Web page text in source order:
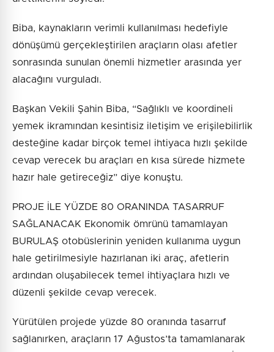
Biba, kaynakların verimli kullanılması hedefiyle
dönüşümü gerçekleştirilen araçların olası afetler
sonrasında sunulan önemli hizmetler arasında yer
alacağını vurguladı.
Başkan Vekili Şahin Biba, “Sağlıklı ve koordineli
yemek ikramından kesintisiz iletişim ve erişilebilirlik
desteğine kadar birçok temel ihtiyaca hızlı şekilde
cevap verecek bu araçları en kısa sürede hizmete
hazır hale getireceğiz” diye konuştu.
PROJE İLE YÜZDE 80 ORANINDA TASARRUF
SAĞLANACAK Ekonomik ömrünü tamamlayan
BURULAŞ otobüslerinin yeniden kullanıma uygun
hale getirilmesiyle hazırlanan iki araç, afetlerin
ardından oluşabilecek temel ihtiyaçlara hızlı ve
düzenli şekilde cevap verecek.
Yürütülen projede yüzde 80 oranında tasarruf
sağlanırken, araçların 17 Ağustos’ta tamamlanarak